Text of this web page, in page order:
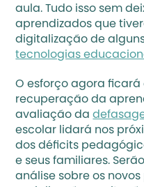
aula. Tudo isso sem
aprendizados que
tecnologias
O esforço agora
recuperação da
avaliação da
escolar lidará nos
dos déficits
e seus familiares.
análise sobre os